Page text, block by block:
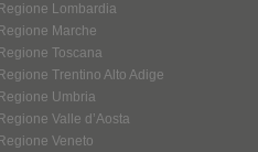
Regione Lombardia
Regione Marche
Regione Toscana
Regione Trentino Alto Adige
Regione Umbria
Regione Valle d’Aosta
Regione Veneto